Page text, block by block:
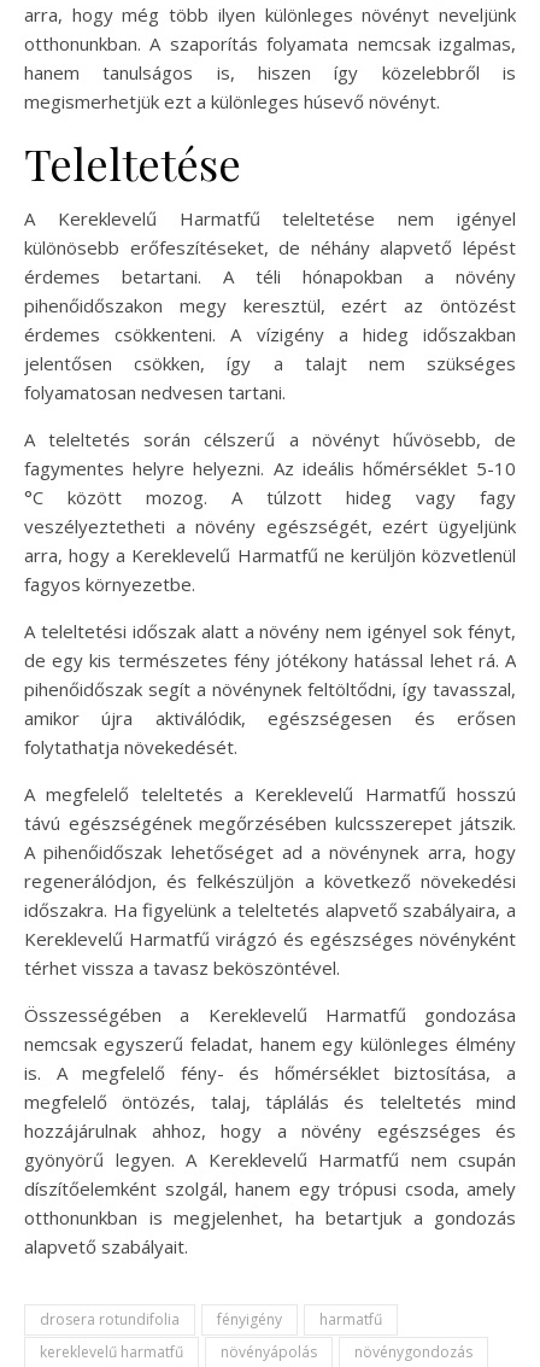
arra, hogy még több ilyen különleges növényt neveljünk
otthonunkban. A szaporítás folyamata nemcsak izgalmas,
hanem tanulságos is, hiszen így közelebbről is
megismerhetjük ezt a különleges húsevő növényt.
Teleltetése
A Kereklevelű Harmatfű teleltetése nem igényel
különösebb erőfeszítéseket, de néhány alapvető lépést
érdemes betartani. A téli hónapokban a növény
pihenőidőszakon megy keresztül, ezért az öntözést
érdemes csökkenteni. A vízigény a hideg időszakban
jelentősen csökken, így a talajt nem szükséges
folyamatosan nedvesen tartani.
A teleltetés során célszerű a növényt hűvösebb, de
fagymentes helyre helyezni. Az ideális hőmérséklet 5-10
°C között mozog. A túlzott hideg vagy fagy
veszélyeztetheti a növény egészségét, ezért ügyeljünk
arra, hogy a Kereklevelű Harmatfű ne kerüljön közvetlenül
fagyos környezetbe.
A teleltetési időszak alatt a növény nem igényel sok fényt,
de egy kis természetes fény jótékony hatással lehet rá. A
pihenőidőszak segít a növénynek feltöltődni, így tavasszal,
amikor újra aktiválódik, egészségesen és erősen
folytathatja növekedését.
A megfelelő teleltetés a Kereklevelű Harmatfű hosszú
távú egészségének megőrzésében kulcsszerepet játszik.
A pihenőidőszak lehetőséget ad a növénynek arra, hogy
regenerálódjon, és felkészüljön a következő növekedési
időszakra. Ha figyelünk a teleltetés alapvető szabályaira, a
Kereklevelű Harmatfű virágzó és egészséges növényként
térhet vissza a tavasz beköszöntével.
Összességében a Kereklevelű Harmatfű gondozása
nemcsak egyszerű feladat, hanem egy különleges élmény
is. A megfelelő fény- és hőmérséklet biztosítása, a
megfelelő öntözés, talaj, táplálás és teleltetés mind
hozzájárulnak ahhoz, hogy a növény egészséges és
gyönyörű legyen. A Kereklevelű Harmatfű nem csupán
díszítőelemként szolgál, hanem egy trópusi csoda, amely
otthonunkban is megjelenhet, ha betartjuk a gondozás
alapvető szabályait.
drosera rotundifolia fényigény
harmatfű
kereklevelű harmatfű
növényápolás növénygondozás